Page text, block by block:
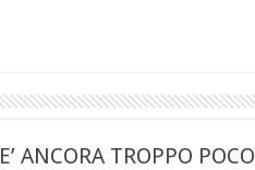
ANCORA TROPPO POCO